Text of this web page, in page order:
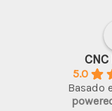
5.0
Basado